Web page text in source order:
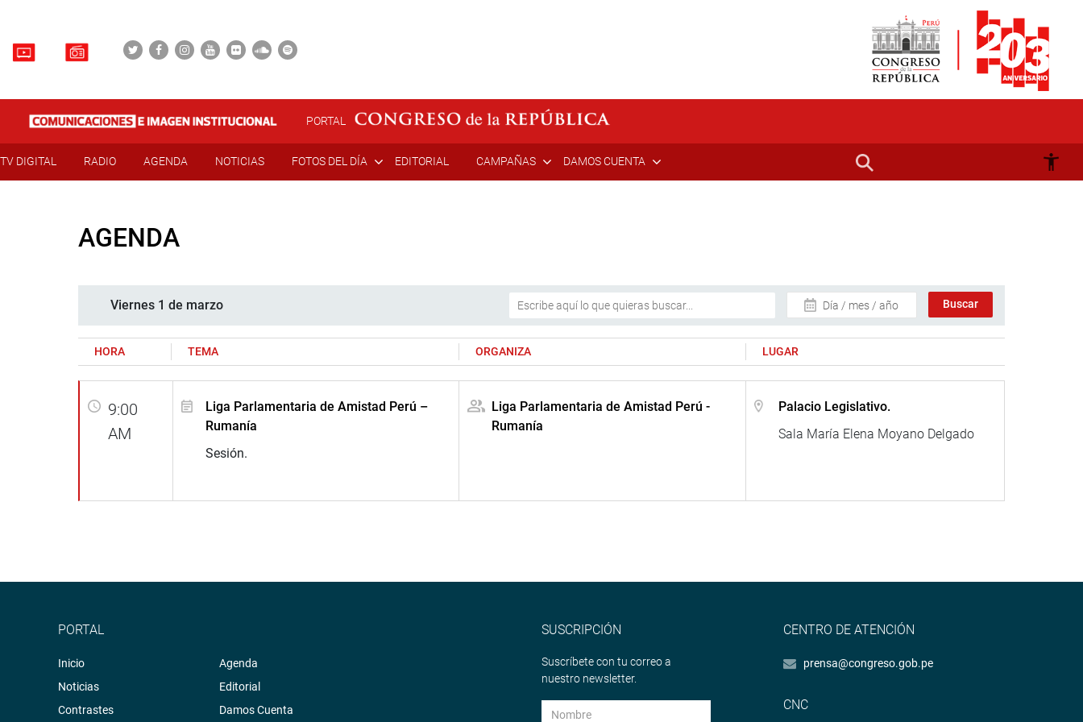
PORTAL
TV DIGITAL RADIO AGENDA NOTICIAS FOTOS DEL DÍA EDITORIAL CAMPAÑAS DAMOS CUENTA
AGENDA
Viernes 1 de marzo Día / mes / año
HORA TEMA ORGANIZA LUGAR
9:00
AM
Liga Parlamentaria de Amistad Perú –
Rumanía
Sesión.
Liga Parlamentaria de Amistad Perú -
Rumanía
Palacio Legislativo.
Sala María Elena Moyano Delgado
PORTAL
Inicio
Noticias
Contrastes
Agenda
Editorial
Damos Cuenta
SUSCRIPCIÓN
Suscríbete con tu correo a
nuestro newsletter.
CENTRO DE ATENCIÓN
prensa@congreso.gob.pe
CNC